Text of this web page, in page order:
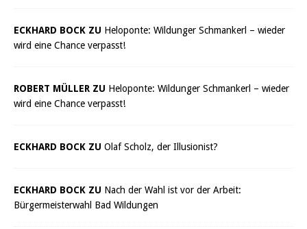
ECKHARD BOCK ZU Heloponte: Wildunger Schmankerl – wieder
wird eine Chance verpasst!
ROBERT MÜLLER ZU Heloponte: Wildunger Schmankerl – wieder
wird eine Chance verpasst!
ECKHARD BOCK ZU Olaf Scholz, der Illusionist?
ECKHARD BOCK ZU Nach der Wahl ist vor der Arbeit:
Bürgermeisterwahl Bad Wildungen